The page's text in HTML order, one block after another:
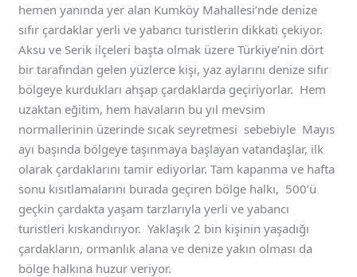
hemen yanında yer alan Kumköy Mahallesi’nde denize
sıfır çardaklar yerli ve yabancı turistlerin dikkati çekiyor.
Aksu ve Serik ilçeleri başta olmak üzere Türkiye’nin dört
bir tarafından gelen yüzlerce kişi, yaz aylarını denize sıfır
bölgeye kurdukları ahşap çardaklarda geçiriyorlar. Hem
uzaktan eğitim, hem havaların bu yıl mevsim
normallerinin üzerinde sıcak seyretmesi sebebiyle Mayıs
ayı başında bölgeye taşınmaya başlayan vatandaşlar, ilk
olarak çardaklarını tamir ediyorlar. Tam kapanma ve hafta
sonu kısıtlamalarını burada geçiren bölge halkı, 500’ü
geçkin çardakta yaşam tarzlarıyla yerli ve yabancı
turistleri kıskandırıyor. Yaklaşık 2 bin kişinin yaşadığı
çardakların, ormanlık alana ve denize yakın olması da
bölge halkına huzur veriyor.